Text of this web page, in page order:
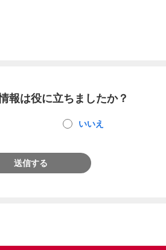
報は役に立ちましたか？
いいえ
送信する